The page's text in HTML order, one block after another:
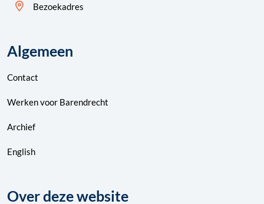
Bezoekadres
Algemeen
Contact
Werken voor Barendrecht
Archief
English
Over deze website